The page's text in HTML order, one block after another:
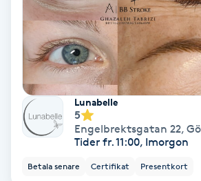
Ortobionomi
Ortopedi
Osteopati
Paraffinbehandling
Lunabelle
5
Engelbrektsgatan 22,
Tider fr. 11:00, Imorgon
Betala senare Certifikat Presentkort